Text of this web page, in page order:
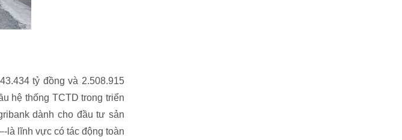
tỷ đồng và 2.508.915
hệ thống TCTD trong triển
dành cho đầu tư sản
là lĩnh vực có tác động toàn